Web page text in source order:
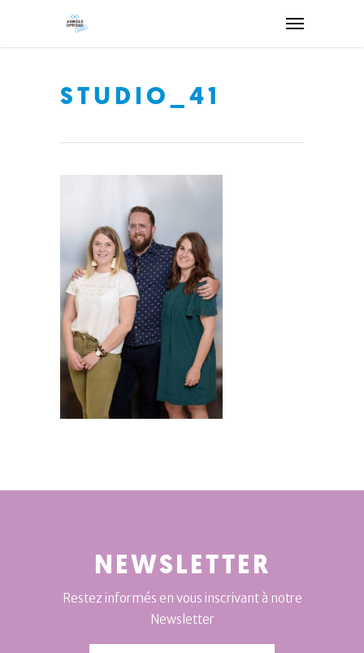
STUDIO_41
NEWSLETTER
Restez informés en vous inscrivant à notre
Newsletter